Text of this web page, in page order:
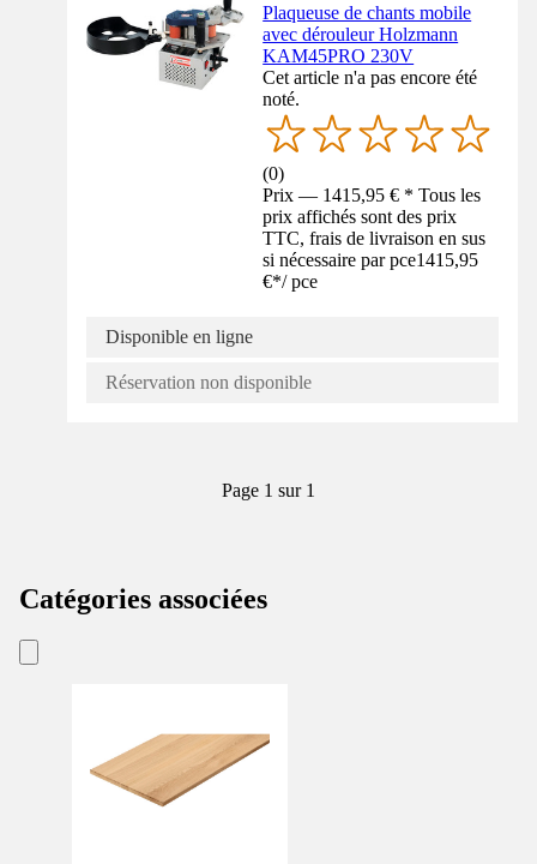
Plaqueuse de chants mobile
avec dérouleur Holzmann
KAM45PRO 230V
Cet article n'a pas encore été
noté.
(0)
Prix — 1415,95 € * Tous les
prix affichés sont des prix
TTC, frais de livraison en sus
si nécessaire par pce1415,95
€*/ pce
Disponible en ligne
Réservation non disponible
Page 1 sur 1
Catégories associées